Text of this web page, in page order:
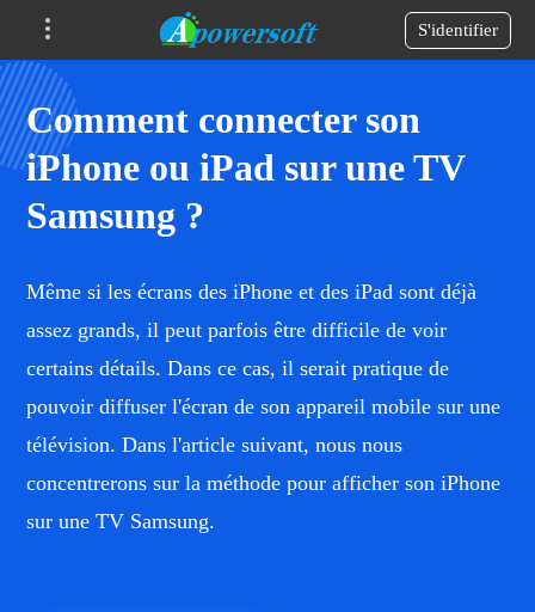
S'identifier
Comment connecter son
iPhone ou iPad sur une TV
Samsung ?
Même si les écrans des iPhone et des iPad sont déjà
assez grands, il peut parfois être difficile de voir
certains détails. Dans ce cas, il serait pratique de
pouvoir diffuser l'écran de son appareil mobile sur une
télévision. Dans l'article suivant, nous nous
concentrerons sur la méthode pour afficher son iPhone
sur une TV Samsung.